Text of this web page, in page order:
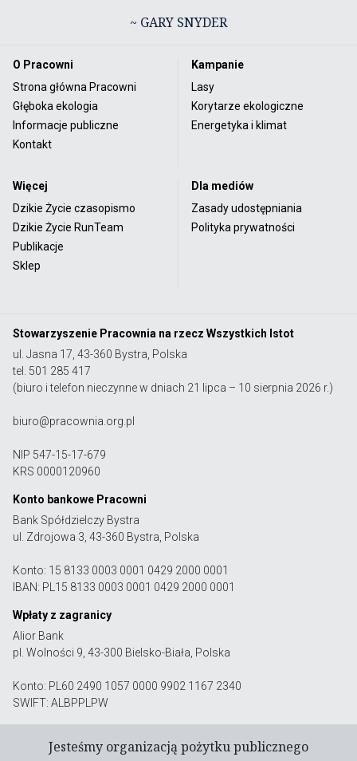
~ GARY SNYDER
O Pracowni
Strona główna Pracowni
Głęboka ekologia
Informacje publiczne
Kontakt
Kampanie
Lasy
Korytarze ekologiczne
Energetyka i klimat
Więcej
Dzikie Życie czasopismo
Dzikie Życie RunTeam
Publikacje
Sklep
Dla mediów
Zasady udostępniania
Polityka prywatności
Stowarzyszenie Pracownia na rzecz Wszystkich Istot
ul. Jasna 17, 43-360 Bystra, Polska
tel. 501 285 417
(biuro i telefon nieczynne w dniach 21 lipca – 10 sierpnia 2026 r.)
biuro@pracownia.org.pl
NIP 547-15-17-679
KRS 0000120960
Konto bankowe Pracowni
Bank Spółdzielczy Bystra
ul. Zdrojowa 3, 43-360 Bystra, Polska
Konto: 15 8133 0003 0001 0429 2000 0001
IBAN: PL15 8133 0003 0001 0429 2000 0001
Wpłaty z zagranicy
Alior Bank
pl. Wolności 9, 43-300 Bielsko-Biała, Polska
Konto: PL60 2490 1057 0000 9902 1167 2340
SWIFT: ALBPPLPW
Jesteśmy organizacją pożytku publicznego